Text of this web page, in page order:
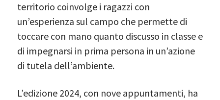
territorio coinvolge i ragazzi con
un’esperienza sul campo che permette di
toccare con mano quanto discusso in classe e
di impegnarsi in prima persona in un’azione
di tutela dell’ambiente.
L’edizione 2024, con nove appuntamenti, ha